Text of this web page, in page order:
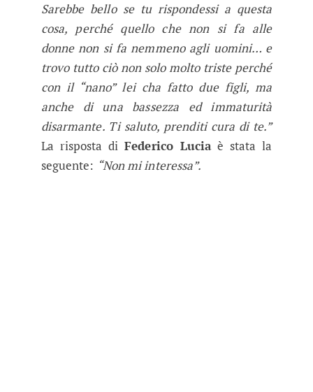
Sarebbe bello se tu rispondessi a questa
cosa, perché quello che non si fa alle
donne non si fa nemmeno agli uomini… e
trovo tutto ciò non solo molto triste perché
con il “nano” lei cha fatto due figli, ma
anche di una bassezza ed immaturità
disarmante. Ti saluto, prenditi cura di te.”
La risposta diFederico Luciaè stata la
seguente: “Non mi interessa”.